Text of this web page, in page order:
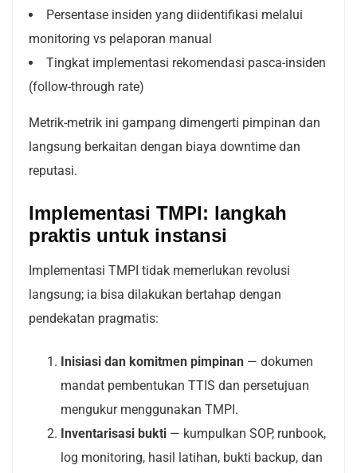
Persentase insiden yang diidentifikasi melalui
monitoring vs pelaporan manual
Tingkat implementasi rekomendasi pasca-insiden
(follow-through rate)
Metrik-metrik ini gampang dimengerti pimpinan dan
langsung berkaitan dengan biaya downtime dan
reputasi.
Implementasi TMPI: langkah
praktis untuk instansi
Implementasi TMPI tidak memerlukan revolusi
langsung; ia bisa dilakukan bertahap dengan
pendekatan pragmatis:
Inisiasi dan komitmen pimpinan — dokumen
mandat pembentukan TTIS dan persetujuan
mengukur menggunakan TMPI.
Inventarisasi bukti — kumpulkan SOP, runbook,
log monitoring, hasil latihan, bukti backup, dan